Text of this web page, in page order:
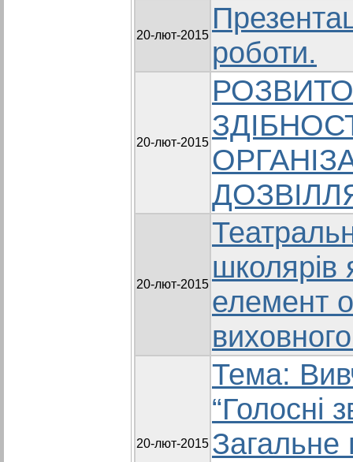
20-лют-2015
роботи.
20-лют-2015
20-лют-2015
школярів
елемент
20-лют-2015
Тема:
“Голосні
Загальне